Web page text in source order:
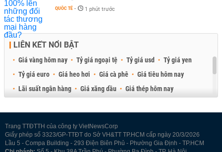
QUỐC TẾ - 1 phút trước
LIÊN KẾT NỔI BẬT
Giá vàng hôm nay Tỷ giá ngoại tệ Tỷ giá usd
Tỷ giá yen
Tỷ giá euro
Giá heo hơi Giá cà phê
Giá tiêu hôm nay
Lãi suất ngân hàng
Giá xăng dầu
Giá thép hôm nay
Trang TTĐTTH của công ty VietNewsCorp
Giấy phép số 3323/GP-TTĐT do Sở VH&TT TP.HCM cấp ngày 20/3/2026
Lầu 5 - Compa Building - 293 Điện Biên Phủ - Phường Gia Định - TP.HCM